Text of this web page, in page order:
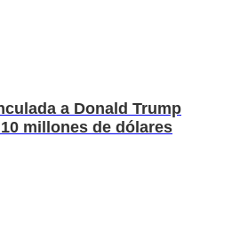
a Donald Trump
millones de dólares